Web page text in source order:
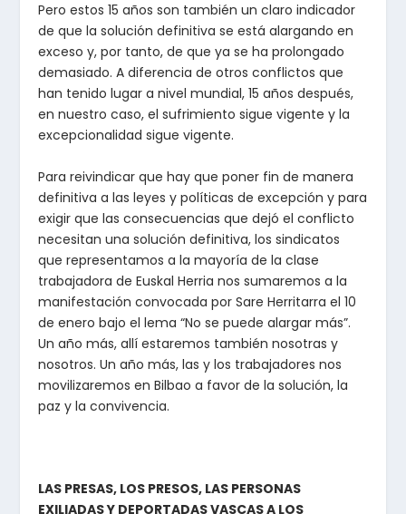
Pero estos 15 años son también un claro indicador
de que la solución definitiva se está alargando en
exceso y, por tanto, de que ya se ha prolongado
demasiado. A diferencia de otros conflictos que
han tenido lugar a nivel mundial, 15 años después,
en nuestro caso, el sufrimiento sigue vigente y la
excepcionalidad sigue vigente.
Para reivindicar que hay que poner fin de manera
definitiva a las leyes y políticas de excepción y para
exigir que las consecuencias que dejó el conflicto
necesitan una solución definitiva, los sindicatos
que representamos a la mayoría de la clase
trabajadora de Euskal Herria nos sumaremos a la
manifestación convocada por Sare Herritarra el 10
de enero bajo el lema “No se puede alargar más”.
Un año más, allí estaremos también nosotras y
nosotros. Un año más, las y los trabajadores nos
movilizaremos en Bilbao a favor de la solución, la
paz y la convivencia.
LAS PRESAS, LOS PRESOS, LAS PERSONAS
EXILIADAS Y DEPORTADAS VASCAS A LOS